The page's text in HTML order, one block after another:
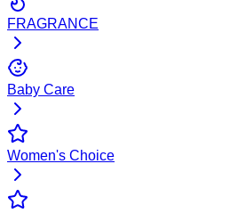
FRAGRANCE
Baby Care
Women's Choice